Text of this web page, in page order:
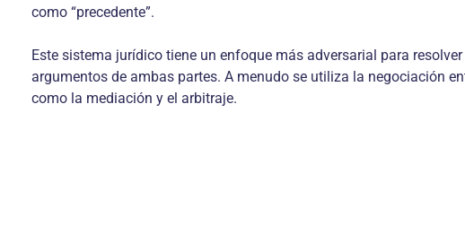
como “precedente”.
Este sistema jurídico tiene un enfoque más adversarial para
argumentos de ambas partes. A menudo se utiliza la negociación
como la mediación y el arbitraje.